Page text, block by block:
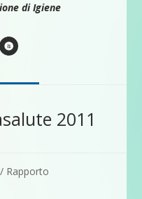
di Igiene
2011
/ Rapporto